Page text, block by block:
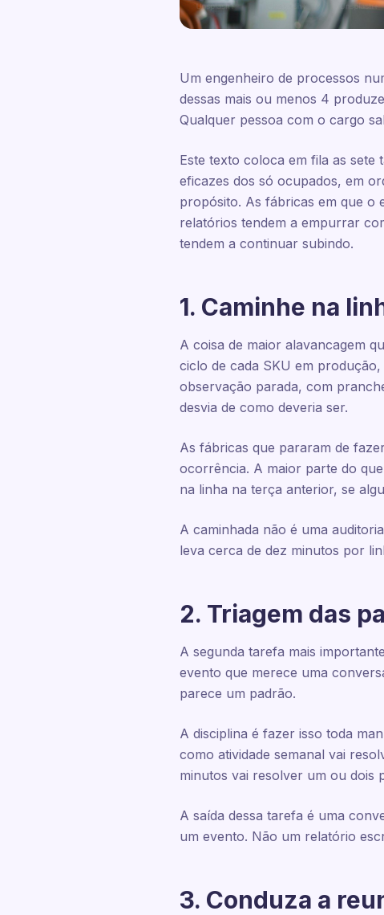
Um engenheiro de processos
dessas mais ou menos 4
Qualquer pessoa com o cargo
Este texto coloca em fila as
eficazes dos só ocupados, em
propósito. As fábricas em que o
relatórios tendem a empurrar
tendem a continuar subindo.
1. Caminhe na
A coisa de maior alavancagem
ciclo de cada SKU em
observação parada, com
desvia de como deveria ser.
As fábricas que pararam de
ocorrência. A maior parte do
na linha na terça anterior, se
A caminhada não é uma
leva cerca de dez minutos por
2. Triagem das
A segunda tarefa mais
evento que merece uma
parece um padrão.
A disciplina é fazer isso toda
como atividade semanal vai
minutos vai resolver um ou dois
A saída dessa tarefa é uma
um evento. Não um relatório
3. Conduza a